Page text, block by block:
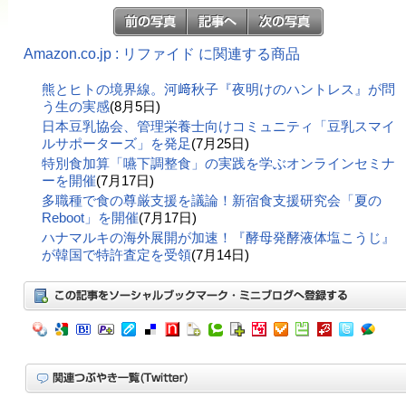
Amazon.co.jp : リファイド に関連する商品
熊とヒトの境界線。河﨑秋子『夜明けのハントレス』が問
う生の実感(8月5日)
日本豆乳協会、管理栄養士向けコミュニティ「豆乳スマイ
ルサポーターズ」を発足(7月25日)
特別食加算「嚥下調整食」の実践を学ぶオンラインセミナ
ーを開催(7月17日)
多職種で食の尊厳支援を議論！新宿食支援研究会「夏の
Reboot」を開催(7月17日)
ハナマルキの海外展開が加速！『酵母発酵液体塩こうじ』
が韓国で特許査定を受領(7月14日)